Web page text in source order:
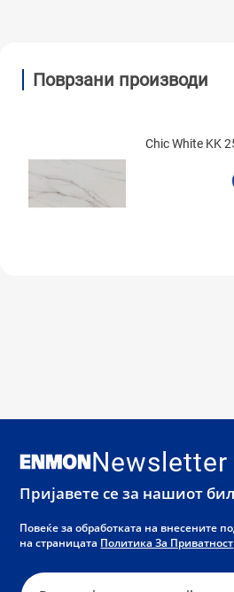
Поврзани производи
Chic White KK
Newsletter
Пријавете се за нашиот
Повеќе за обработката на внесените
на страницата Политика За Приватност